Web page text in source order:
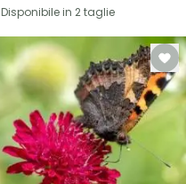
Disponibile in 2 taglie